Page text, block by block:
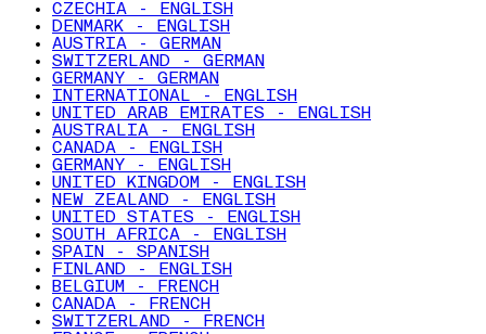
CZECHIA - ENGLISH
DENMARK - ENGLISH
AUSTRIA - GERMAN
SWITZERLAND - GERMAN
GERMANY - GERMAN
INTERNATIONAL - ENGLISH
UNITED ARAB EMIRATES - ENGLISH
AUSTRALIA - ENGLISH
CANADA - ENGLISH
GERMANY - ENGLISH
UNITED KINGDOM - ENGLISH
NEW ZEALAND - ENGLISH
UNITED STATES - ENGLISH
SOUTH AFRICA - ENGLISH
SPAIN - SPANISH
FINLAND - ENGLISH
BELGIUM - FRENCH
CANADA - FRENCH
SWITZERLAND - FRENCH